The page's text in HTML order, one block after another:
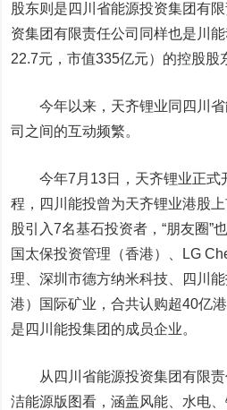
股东则是四川省能源投资集团有
资集团有限责任公司同样也是 川
22.7元，市值335亿元）的控股股
今年以来，天齐锂业同四川省
司之间的互动频繁。
今年7月13日，天齐锂业正式
程，四川能投曾为天齐锂业港股
股引入7名基石投资者，“朋友圈”
国太保投资管理（香港）、LG
理、深圳市德方纳米科技、四川
港）国际矿业，合共认购超40亿
是四川能投集团的成员企业。
从四川省能源投资集团有限责
洁能源版图看，涵盖风能、水电、